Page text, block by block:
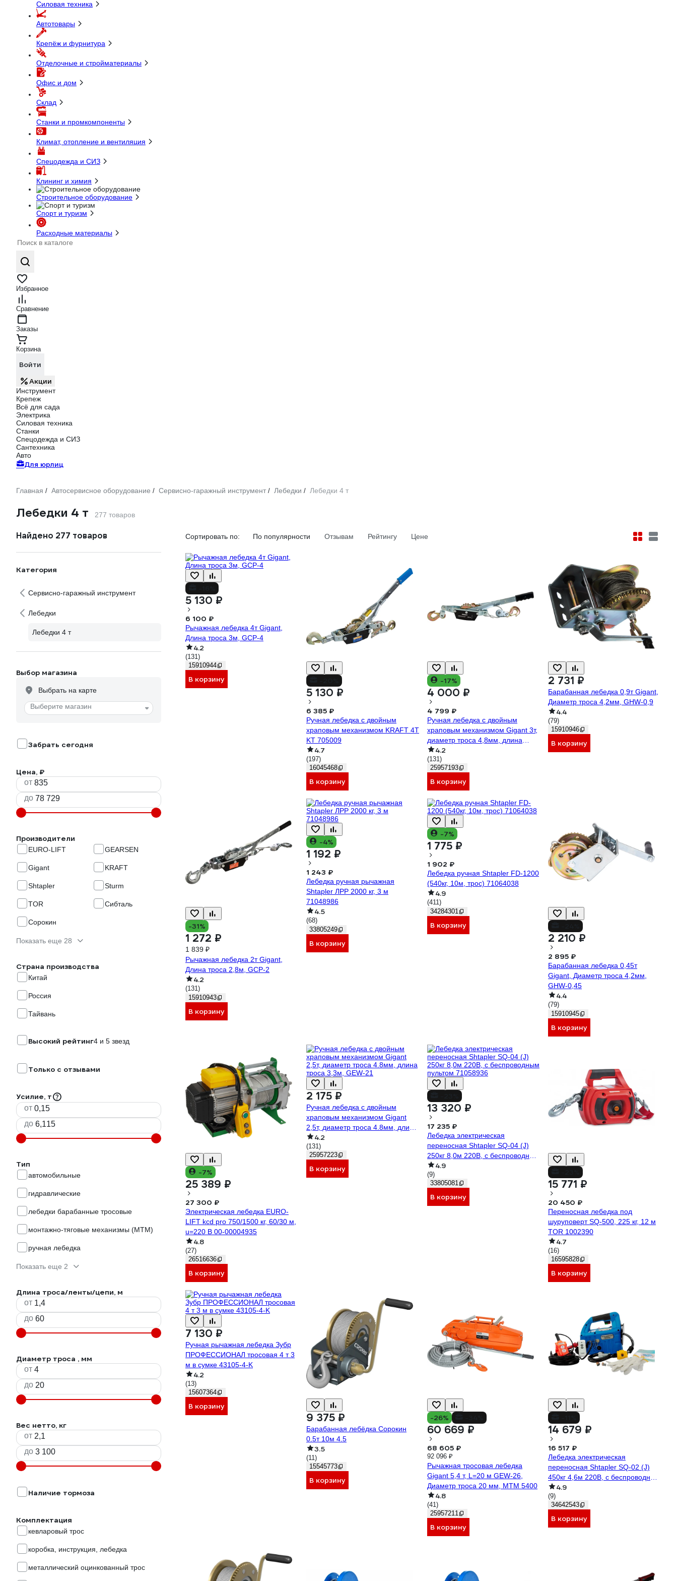
Силовая техника
Автотовары
Крепёж и фурнитура
Отделочные и стройматериалы
Офис и дом
Склад
Станки и промкомпоненты
Климат, отопление и вентиляция
Спецодежда и СИЗ
Клининг и химия
Строительное оборудование
Спорт и туризм
Расходные материалы
Избранное
Сравнение
Заказы
Корзина
Войти
Акции
Инструмент
Крепеж
Всё для сада
Электрика
Силовая техника
Станки
Спецодежда и СИЗ
Сантехника
Авто
Для юрлиц
Главная / Автосервисное оборудование / Сервисно-гаражный инструмент / Лебедки / Лебедки 4 т
Лебедки 4 т 277 товаров
Найдено 277 товаров
Категория
Сервисно-гаражный инструмент
Лебедки
Лебедки 4 т
Выбор магазина
Выбрать на карте
Выберите магазин
Забрать сегодня
Цена, ₽
от
до
Производители
EURO-LIFT GEARSEN
Gigant KRAFT
Shtapler Sturm
TOR Сибталь
Сорокин
Показать еще 28
Страна производства
Китай
Россия
Тайвань
Высокий рейтинг4 и 5 звезд
Только с отзывами
Усилие, т
от
до
Тип
автомобильные
гидравлические
лебедки барабанные тросовые
монтажно-тяговые механизмы (МТМ)
ручная лебедка
Показать еще 2
Длина троса/ленты/цепи, м
от
до
Диаметр троса , мм
от
до
Вес нетто, кг
от
до
Наличие тормоза
Комплектация
кевларовый трос
коробка, инструкция, лебедка
металлический оцинкованный трос
Сортировать по: По популярности Отзывам Рейтингу Цене
5 130 ₽
6 100 ₽
Рычажная лебедка 4т Gigant,
Длина троса 3м, GCP-4
4.2
(131)
15910944
В корзину
5 130 ₽
6 385 ₽
Ручная лебедка с двойным
храповым механизмом KRAFT 4Т
KT 705009
4.7
(197)
16045468
В корзину
-17%
4 000 ₽
4 799 ₽
Ручная лебедка с двойным
храповым механизмом Gigant 3т,
диаметр троса 4,8мм, длина
троса 3,6м GEW-22
4.2
(131)
25957193
В корзину
2 731 ₽
Барабанная лебедка 0,9т Gigant,
Диаметр троса 4,2мм, GHW-0,9
4.4
(79)
15910946
В корзину
-31%
1 272 ₽
1 839 ₽
Рычажная лебедка 2т Gigant,
Длина троса 2,8м, GCP-2
4.2
(131)
15910943
В корзину
-4%
1 192 ₽
1 243 ₽
Лебедка ручная рычажная
Shtapler ЛРР 2000 кг, 3 м
71048986
4.5
(68)
33805249
В корзину
-7%
1 775 ₽
1 902 ₽
Лебедка ручная Shtapler FD-1200
(540кг, 10м, трос) 71064038
4.9
(411)
34284301
В корзину
2 210 ₽
2 895 ₽
Барабанная лебедка 0,45т
Gigant, Диаметр троса 4,2мм,
GHW-0,45
4.4
(79)
15910945
В корзину
-7%
25 389 ₽
27 300 ₽
Электрическая лебедка EURO-
LIFT kcd pro 750/1500 кг, 60/30 м,
u=220 В 00-00004935
4.8
(27)
26516636
В корзину
2 175 ₽
Ручная лебедка с двойным
храповым механизмом Gigant
2,5т, диаметр троса 4.8мм, длина
троса 3,3м, GEW-21
4.2
(131)
25957223
В корзину
13 320 ₽
17 235 ₽
Лебедка электрическая
переносная Shtapler SQ-04 (J)
250кг 8,0м 220В, с беспроводным
пультом 71058936
4.9
(9)
33805081
В корзину
15 771 ₽
20 450 ₽
Переносная лебедка под
шуруповерт SQ-500, 225 кг, 12 м
TOR 1002390
4.7
(16)
16595828
В корзину
7 130 ₽
Ручная рычажная лебедка Зубр
ПРОФЕССИОНАЛ тросовая 4 т 3
м в сумке 43105-4-K
4.2
(13)
15607364
В корзину
9 375 ₽
Барабанная лебёдка Сорокин
0.5т 10м 4.5
3.5
(11)
15545773
В корзину
-26%
60 669 ₽
68 605 ₽
92 096 ₽
Рычажная тросовая лебедка
Gigant 5,4 т, L=20 м GEW-26,
Диаметр троса 20 мм, МТМ 5400
4.8
(41)
25957211
В корзину
14 679 ₽
16 517 ₽
Лебедка электрическая
переносная Shtapler SQ-02 (J)
450кг 4,6м 220В, с беспроводным
пультом 71058934
4.9
(9)
34642543
В корзину